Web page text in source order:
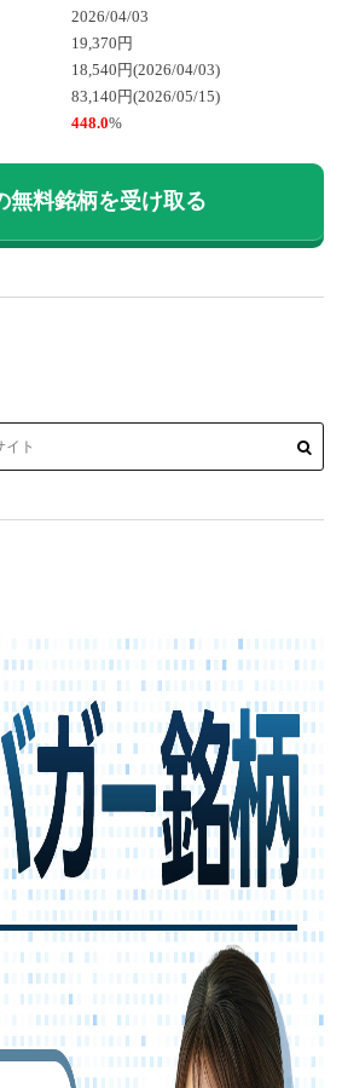
2026/04/03
19,370円
18,540円(2026/04/03)
83,140円(2026/05/15)
448.0%
無料銘柄を受け取る